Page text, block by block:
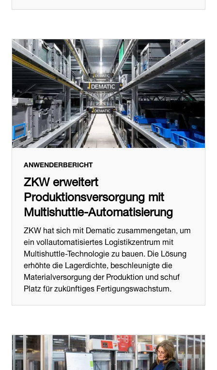
ANWENDERBERICHT
ZKW erweitert
Produktionsversorgung mit
Multishuttle-Automatisierung
ZKW hat sich mit Dematic zusammengetan, um
ein vollautomatisiertes Logistikzentrum mit
Multishuttle-Technologie zu bauen. Die Lösung
erhöhte die Lagerdichte, beschleunigte die
Materialversorgung der Produktion und schuf
Platz für zukünftiges Fertigungswachstum.